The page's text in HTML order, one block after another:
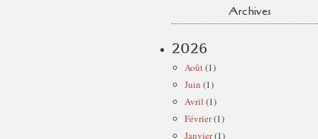
Archives
2026
Août(1)
Juin (1)
Avril (1)
Février(1)
Janvier(1)